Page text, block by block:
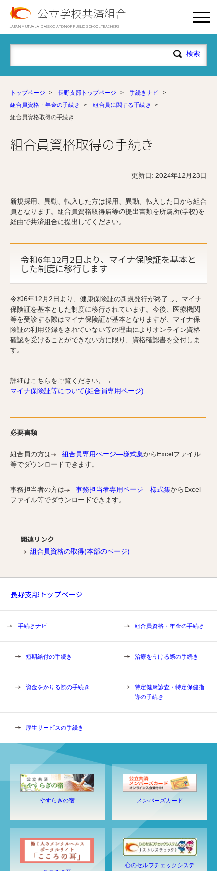
公立学校共済組合
JAPAN MUTUAL AID ASSOCIATION OF PUBLIC SCHOOL TEACHERS
トップページ > 長野支部トップページ > 手続きナビ
>
組合員資格・年金の手続き
> 組合員に関する手続き
>
組合員資格取得の手続き
組合員資格取得の手続き
更新日: 2024年12月23日
新規採用、異動、転入した方は採用、異動、転入した日から組合
員となります。組合員資格取得届等の提出書類を所属所(学校)を
経由で共済組合に提出してください。
令和6年12月2日より、マイナ保険証を基本と
した制度に移行します
令和6年12月2日より、健康保険証の新規発行が終了し、マイナ
保険証を基本とした制度に移行されています。今後、医療機関
等を受診する際はマイナ保険証が基本となりますが、マイナ保
険証の利用登録をされていない等の理由によりオンライン資格
確認を受けることができない方に限り、資格確認書を交付しま
す。
詳細はこちらをご覧ください。→
マイナ保険証等について(組合員専用ページ)
必要書類
組合員の方は 組合員専用ページ―様式集からExcelファイル
等でダウンロードできます。
事務担当者の方は 事務担当者専用ページ―様式集からExcel
ファイル等でダウンロードできます。
関連リンク
組合員資格の取得(本部のページ)
長野支部トップページ
手続きナビ 組合員資格・年金の手続き
短期給付の手続き 治療をうける際の手続き
資金をかりる際の手続き
特定健康診査・特定保健指
導の手続き
厚生サービスの手続き
やすらぎの宿 メンバーズカード
心のセルフチェックシステ